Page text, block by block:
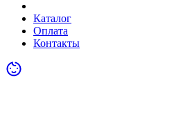
Каталог
Оплата
Контакты